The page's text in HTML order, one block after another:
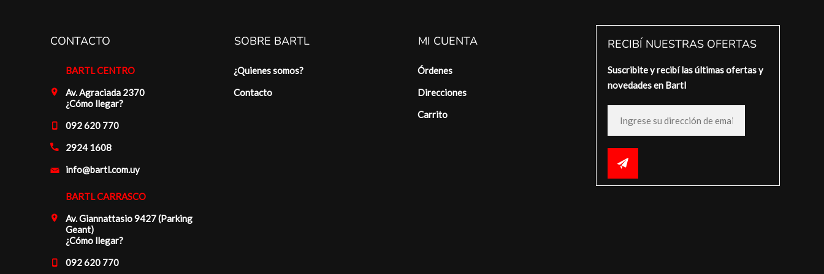
CONTACTO
BARTL CENTRO
Av. Agraciada 2370
¿Cómo llegar?
092 620 770
2924 1608
info@bartl.com.uy
BARTL CARRASCO
Av. Giannattasio 9427 (Parking
Geant)
¿Cómo llegar?
092 620 770
SOBRE BARTL
¿Quienes somos?
Contacto
MI CUENTA
Órdenes
Direcciones
Carrito
RECIBÍ NUESTRAS OFERTAS
Suscribite y recibí las últimas ofertas y
novedades en Bartl